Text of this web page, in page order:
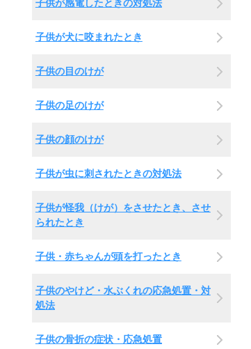
子供が感電したときの対処法
子供が犬に咬まれたとき
子供の目のけが
子供の足のけが
子供の顔のけが
子供が虫に刺されたときの対処法
子供が怪我（けが）をさせたとき、させ
られたとき
子供・赤ちゃんが頭を打ったとき
子供のやけど・水ぶくれの応急処置・対
処法
子供の骨折の症状・応急処置